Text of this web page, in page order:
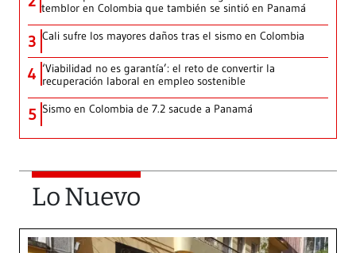
temblor en Colombia que también se sintió en Panamá
3 Cali sufre los mayores daños tras el sismo en Colombia
4 ‘Viabilidad no es garantía’: el reto de convertir la
recuperación laboral en empleo sostenible
5 Sismo en Colombia de 7.2 sacude a Panamá
Lo Nuevo